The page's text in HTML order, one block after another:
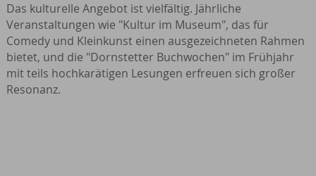
Das kulturelle Angebot ist vielfältig. Jährliche
Veranstaltungen wie "Kultur im Museum", das für
Comedy und Kleinkunst einen ausgezeichneten Rahmen
bietet, und die "Dornstetter Buchwochen" im Frühjahr
mit teils hochkarätigen Lesungen erfreuen sich großer
Resonanz.